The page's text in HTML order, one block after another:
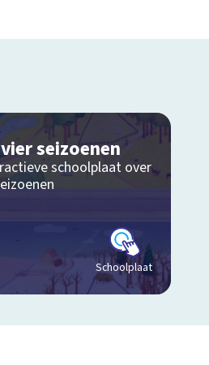
seizoenen
schoolplaat over
Schoolplaat